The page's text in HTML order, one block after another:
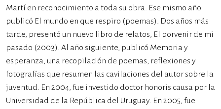
Martí en reconocimiento a toda su obra. Ese mismo año
publicó El mundo en que respiro (poemas). Dos años más
tarde, presentó un nuevo libro de relatos, El porvenir de mi
pasado (2003). Al año siguiente, publicó Memoria y
esperanza, una recopilación de poemas, reflexiones y
fotografías que resumen las cavilaciones del autor sobre la
juventud. En 2004, fue investido doctor honoris causa por la
Universidad de la República del Uruguay. En 2005, fue